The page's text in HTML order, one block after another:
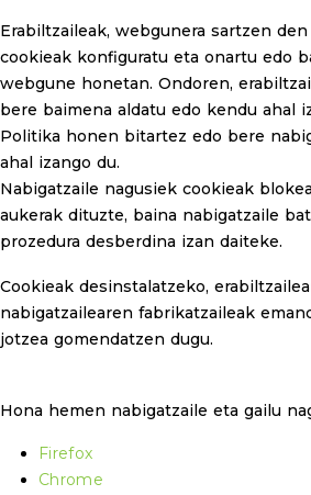
Erabiltzaileak, webgunera sartzen
cookieak konfiguratu eta onartu edo
webgune honetan. Ondoren,
bere baimena aldatu edo kendu ahal
Politika honen bitartez edo bere
ahal izango du.
Nabigatzaile nagusiek cookieak
aukerak dituzte, baina nabigatzaile
prozedura desberdina izan daiteke.
Cookieak desinstalatzeko,
nabigatzailearen fabrikatzaileak
jotzea gomendatzen dugu.
Hona hemen nabigatzaile eta gailu
Firefox
Chrome